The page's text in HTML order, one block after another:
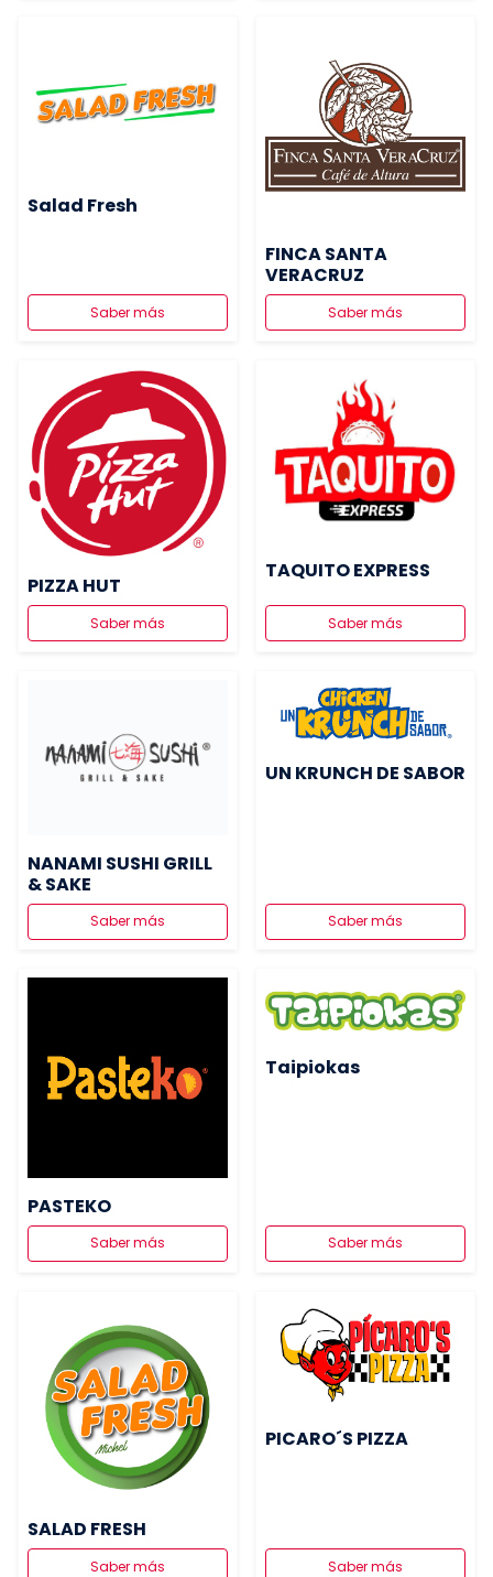
Salad Fresh
Saber más
FINCA SANTA
VERACRUZ
Saber más
PIZZA HUT
Saber más
TAQUITO EXPRESS
Saber más
NANAMI SUSHI GRILL
& SAKE
Saber más
UN KRUNCH DE SABOR
Saber más
PASTEKO
Saber más
Taipiokas
Saber más
SALAD FRESH
Saber más
PICARO´S PIZZA
Saber más